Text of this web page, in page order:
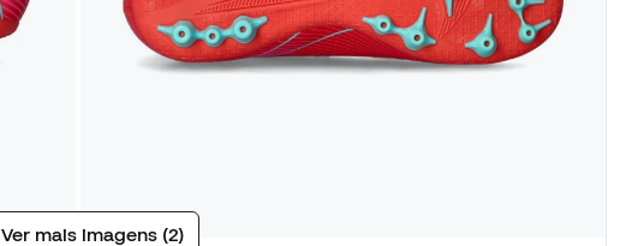
Ver mais imagens (2)